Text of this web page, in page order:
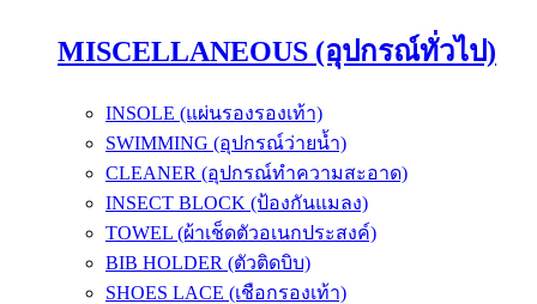
MISCELLANEOUS (อุปกรณ์ทั่วไป)
INSOLE (แผ่นรองรองเท้า)
SWIMMING (อุปกรณ์ว่ายน้ำ)
CLEANER (อุปกรณ์ทำความสะอาด)
INSECT BLOCK (ป้องกันแมลง)
TOWEL (ผ้าเช็ดตัวอเนกประสงค์)
BIB HOLDER (ตัวติดบิบ)
SHOES LACE (เชือกรองเท้า)